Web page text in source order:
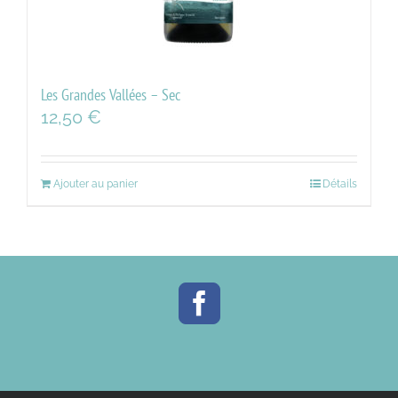
Les Grandes Vallées – Sec
12,50 €
Ajouter au panier Détails